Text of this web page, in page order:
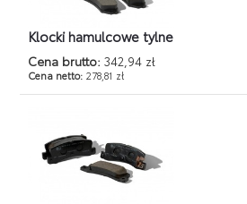
Klocki hamulcowe tylne
Cena brutto: 342,94 zł
Cena netto: 278,81 zł